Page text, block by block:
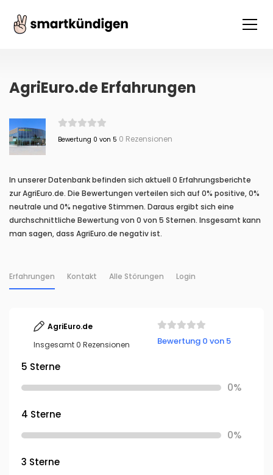
AgriEuro.de Erfahrungen
Bewertung 0 von 5 0 Rezensionen
In unserer Datenbank befinden sich aktuell 0 Erfahrungsberichte
zur AgriEuro.de. Die Bewertungen verteilen sich auf 0% positive, 0%
neutrale und 0% negative Stimmen. Daraus ergibt sich eine
durchschnittliche Bewertung von 0 von 5 Sternen. Insgesamt kann
man sagen, dass AgriEuro.de negativ ist.
Erfahrungen Kontakt Alle Störungen Login
AgriEuro.de
Insgesamt 0 Rezensionen
Bewertung 0 von 5
5 Sterne
0%
4 Sterne
0%
3 Sterne